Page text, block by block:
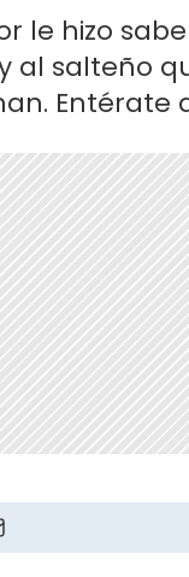
le hizo
al salteño
Entérate